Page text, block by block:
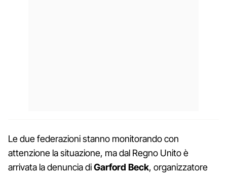
Le due federazioni stanno monitorando con
attenzione la situazione, ma dal Regno Unito è
arrivata la denuncia diGarford Beck, organizzatore